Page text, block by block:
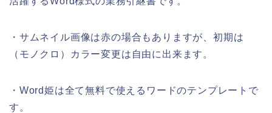
・サムネイル画像は赤の場合もありますが、初期は
（モノクロ）カラー変更は自由に出来ます。
・Word姫は全て無料で使えるワードのテンプレートで
す。